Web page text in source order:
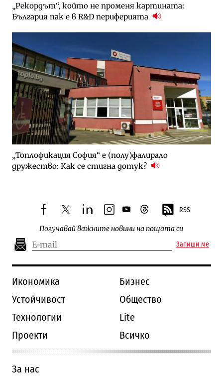
„Рекордът“, който не променя картината:
България пак е в R&D периферията
„Топлофикация София“ e (полу)фалирало
дружество: Как се стигна дотук?
facebooktwitterlinkedininstagram
youtubethreads RSS
Получавай важните новини на пощата си
Запиши ме
Икономика
Бизнес
Устойчивост
Общество
Технологии
Lite
Проекти
Всичко
За нас